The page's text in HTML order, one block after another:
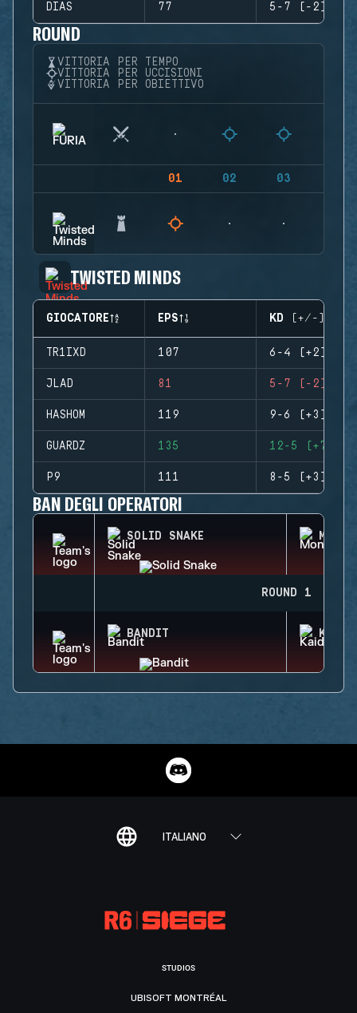
DIAS 77 5-7 (-2)
ROUND
VITTORIA PER TEMPO
VITTORIA PER UCCISIONI
VITTORIA PER OBIETTIVO
01 02 03
TWISTED MINDS
GIOCATORE EPS KD (+/-)
TR1IXD 107 6-4 (+2)
JLAD 81 5-7 (-2)
HASHOM 119 9-6 (+3)
GUARDZ 135 12-5 (+7)
P9 111 8-5 (+3)
BAN DEGLI OPERATORI
SOLID SNAKE
ROUND 1
BANDIT KAID
ITALIANO
STUDIOS
UBISOFT MONTRÉAL